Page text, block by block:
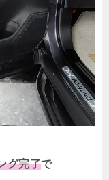
グ完了で